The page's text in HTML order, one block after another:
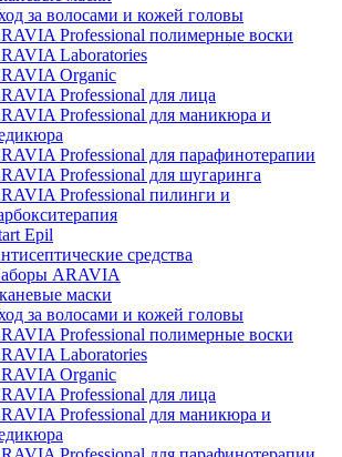
за волосами и кожей головы
Professional полимерные воски
Laboratories
Organic
Professional для лица
Professional для маникюра и
Professional для парафинотерапии
Professional для шугаринга
Professional пилинги и
Epil
средства
ARAVIA
маски
за волосами и кожей головы
Professional полимерные воски
Laboratories
Organic
Professional для лица
Professional для маникюра и